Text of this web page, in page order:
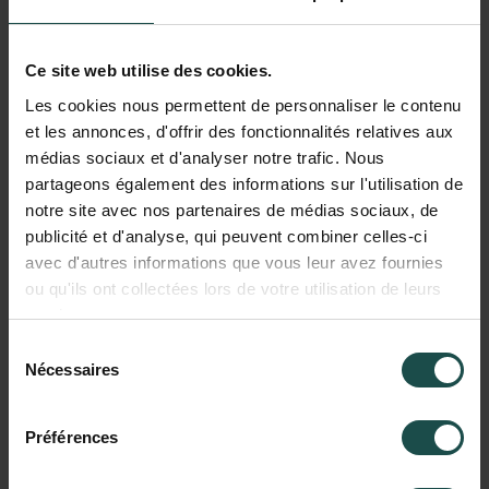
Ce site web utilise des cookies.
Les cookies nous permettent de personnaliser le contenu
et les annonces, d'offrir des fonctionnalités relatives aux
médias sociaux et d'analyser notre trafic. Nous
partageons également des informations sur l'utilisation de
notre site avec nos partenaires de médias sociaux, de
publicité et d'analyse, qui peuvent combiner celles-ci
avec d'autres informations que vous leur avez fournies
ou qu'ils ont collectées lors de votre utilisation de leurs
services.
Nécessaires
Préférences
techniques et humaines de nos collaborateurs.
la quantité ! Chaque profil que nous présentons
est validé à la fois par nos experts techniques et
par notre équipe de recrutement.
Le résultat ?50 % des collaborateurs présentés
sont retenus par nos clients.